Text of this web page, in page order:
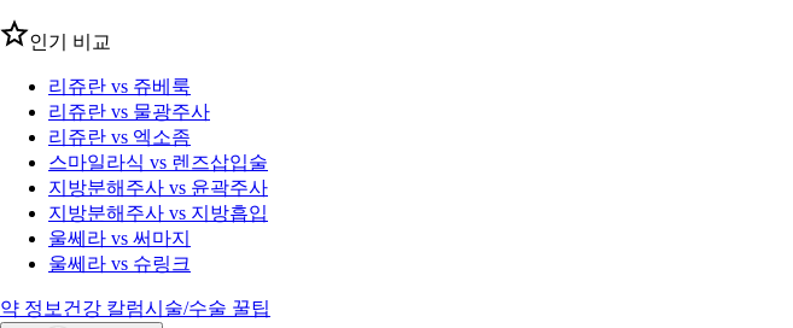
인기 비교
리쥬란 vs 쥬베룩
리쥬란 vs 물광주사
리쥬란 vs 엑소좀
스마일라식 vs 렌즈삽입술
지방분해주사 vs 윤곽주사
지방분해주사 vs 지방흡입
울쎄라 vs 써마지
울쎄라 vs 슈링크
약 정보 건강 칼럼시술/수술 꿀팁